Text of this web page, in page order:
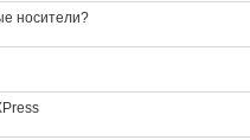
носители?